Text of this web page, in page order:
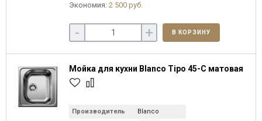
Экономия: 2 500 руб.
- + В КОРЗИНУ
Мойка для кухни Blanco Tipo 45-C матовая
Производитель
Blanco